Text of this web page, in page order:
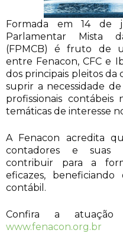
Formada em 14 de
Parlamentar Mista
(FPMCB) é fruto de
entre Fenacon, CFC e
dos principais pleitos da
suprir a necessidade
profissionais contábeis
temáticas de interesse
A Fenacon acredita
contadores e suas
contribuir para a
eficazes,
contábil.
Confira a atuação
www.fenacon.org.br